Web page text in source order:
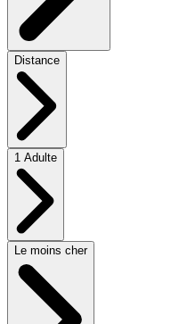
Distance
1 Adulte
Le moins cher